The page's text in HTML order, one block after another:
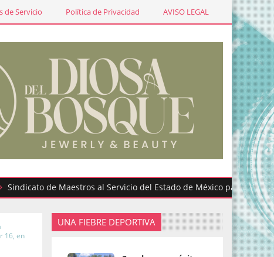
de Servicio Política de Privacidad AVISO LEGAL
de Maestros al Servicio del Estado de México participa en
16, en
UNA FIEBRE DEPORTIVA